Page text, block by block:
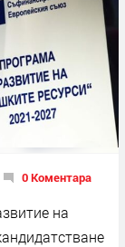
0 Коментара
на